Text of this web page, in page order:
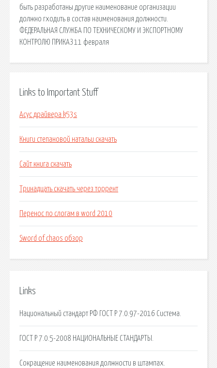
быть разработаны другие наименование организации
должно гходить в состав наименования должности.
ФЕДЕРАЛЬНАЯ СЛУЖБА ПО ТЕХНИЧЕСКОМУ И ЭКСПОРТНОМУ
КОНТРОЛЮ ПРИКАЗ 11 февраля
Links to Important Stuff
Асус драйвера k53s
Книги степановой натальи скачать
Сайт книга скачать
Тринадцать скачать через торрент
Перенос по слогам в word 2010
Sword of chaos обзор
Links
Национальный стандарт РФ ГОСТ Р 7.0.97-2016 Система.
ГОСТ Р 7.0.5-2008 НАЦИОНАЛЬНЫЕ СТАНДАРТЫ.
Сокращение наименования должности в штампах.